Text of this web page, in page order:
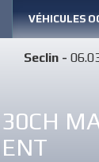
VÉHICULES
Seclin -